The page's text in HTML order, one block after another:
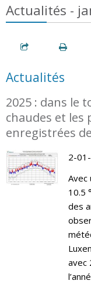
Actualités -
Actualités
2025 : dans le
chaudes et les
enregistrées
2-
Avec
10.5
des
avec